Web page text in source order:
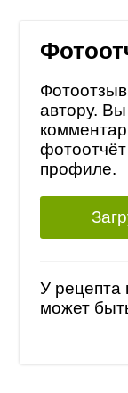
автору.
профиле.
У рецепта
может